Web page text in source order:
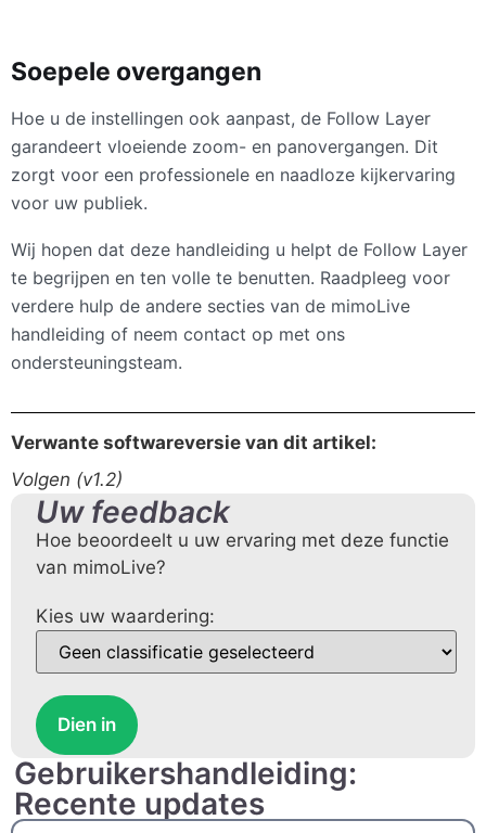
Soepele overgangen
Hoe u de instellingen ook aanpast, de Follow Layer
garandeert vloeiende zoom- en panovergangen. Dit
zorgt voor een professionele en naadloze kijkervaring
voor uw publiek.
Wij hopen dat deze handleiding u helpt de Follow Layer
te begrijpen en ten volle te benutten. Raadpleeg voor
verdere hulp de andere secties van de mimoLive
handleiding of neem contact op met ons
ondersteuningsteam.
Verwante softwareversie van dit artikel:
Volgen (v1.2)
Uw feedback
Hoe beoordeelt u uw ervaring met deze functie
van mimoLive?
Kies uw waardering:
Dien in
Gebruikershandleiding:
Recente updates